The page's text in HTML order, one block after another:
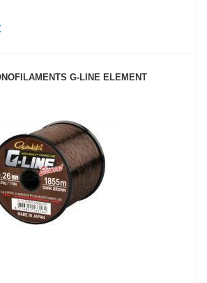
G-LINE ELEMENT
VOIR LE PRODUIT